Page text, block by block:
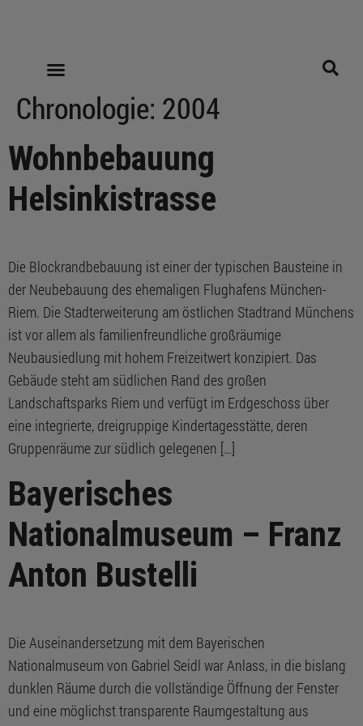
Chronologie: 2004
Wohnbebauung
Helsinkistrasse
Die Blockrandbebauung ist einer der typischen Bausteine in
der Neubebauung des ehemaligen Flughafens München-
Riem. Die Stadterweiterung am östlichen Stadtrand Münchens
ist vor allem als familienfreundliche großräumige
Neubausiedlung mit hohem Freizeitwert konzipiert. Das
Gebäude steht am südlichen Rand des großen
Landschaftsparks Riem und verfügt im Erdgeschoss über
eine integrierte, dreigruppige Kindertagesstätte, deren
Gruppenräume zur südlich gelegenen […]
Bayerisches
Nationalmuseum – Franz
Anton Bustelli
Die Auseinandersetzung mit dem Bayerischen
Nationalmuseum von Gabriel Seidl war Anlass, in die bislang
dunklen Räume durch die vollständige Öffnung der Fenster
und eine möglichst transparente Raumgestaltung aus